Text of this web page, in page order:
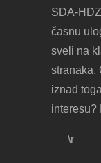
SDA-
časnu
sveli na
stranaka.
iznad
interesu?
\r